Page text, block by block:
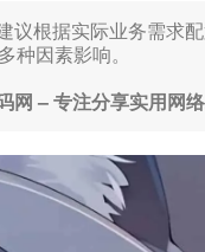
议根据实际业务需求
种因素影响。
网 – 专注分享实用网